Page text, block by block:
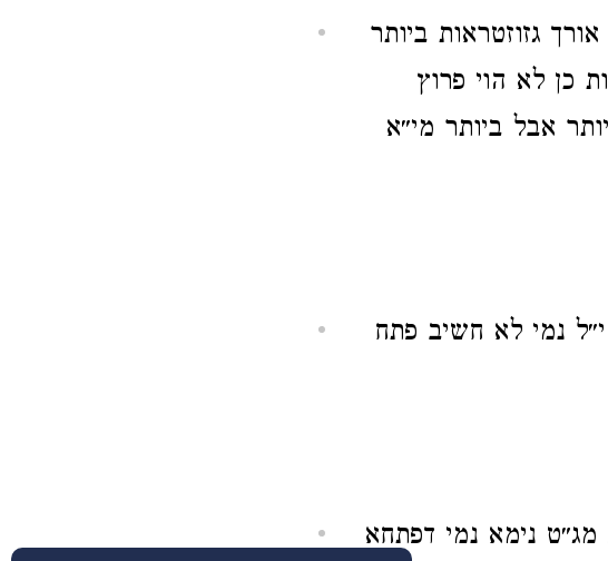
גזוזטראות ביותר
כן לא הוי פרוץ
אבל ביותר מי״א
נמי לא חשיב פתח
נימא נמי דפתחא